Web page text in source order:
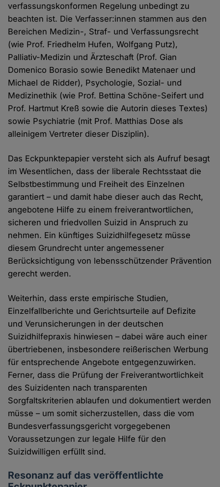
verfassungskonformen Regelung unbedingt zu
beachten ist. Die Verfasser:innen stammen aus den
Bereichen Medizin-, Straf- und Verfassungsrecht
(wie Prof. Friedhelm Hufen, Wolfgang Putz),
Palliativ-Medizin und Ärzteschaft (Prof. Gian
Domenico Borasio sowie Benedikt Matenaer und
Michael de Ridder), Psychologie, Sozial- und
Medizinethik (wie Prof. Bettina Schöne-Seifert und
Prof. Hartmut Kreß sowie die Autorin dieses Textes)
sowie Psychiatrie (mit Prof. Matthias Dose als
alleinigem Vertreter dieser Disziplin).
Das Eckpunktepapier versteht sich als Aufruf besagt
im Wesentlichen, dass der liberale Rechtsstaat die
Selbstbestimmung und Freiheit des Einzelnen
garantiert – und damit habe dieser auch das Recht,
angebotene Hilfe zu einem freiverantwortlichen,
sicheren und friedvollen Suizid in Anspruch zu
nehmen. Ein künftiges Suizidhilfegesetz müsse
diesem Grundrecht unter angemessener
Berücksichtigung von lebensschützender Prävention
gerecht werden.
Weiterhin, dass erste empirische Studien,
Einzelfallberichte und Gerichtsurteile auf Defizite
und Verunsicherungen in der deutschen
Suizidhilfepraxis hinwiesen – dabei wäre auch einer
übertriebenen, insbesondere reißerischen Werbung
für entsprechende Angebote entgegenzuwirken.
Ferner, dass die Prüfung der Freiverantwortlichkeit
des Suizidenten nach transparenten
Sorgfaltskriterien ablaufen und dokumentiert werden
müsse – um somit sicherzustellen, dass die vom
Bundesverfassungsgericht vorgegebenen
Voraussetzungen zur legale Hilfe für den
Suizidwilligen erfüllt sind.
Resonanz auf das veröffentlichte